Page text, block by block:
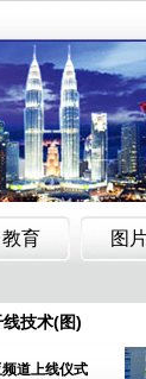
马移民局突查娱乐
技术(图)
磁波影响健康 大
技术(图)
磁波影响健康 大
道上线仪式